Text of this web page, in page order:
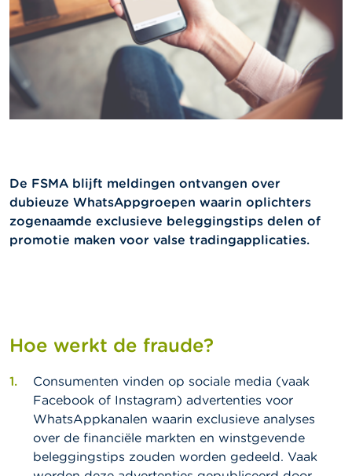
e
n
O
v
d
M
A
i
a
r
s
De FSMA blijft meldingen ontvangen over
dubieuze WhatsAppgroepen waarin oplichters
zogenaamde exclusieve beleggingstips delen of
promotie maken voor valse tradingapplicaties.
Hoe werkt de fraude?
Consumenten vinden op sociale media (vaak
Facebook of Instagram) advertenties voor
WhatsAppkanalen waarin exclusieve analyses
over de financiële markten en winstgevende
beleggingstips zouden worden gedeeld. Vaak